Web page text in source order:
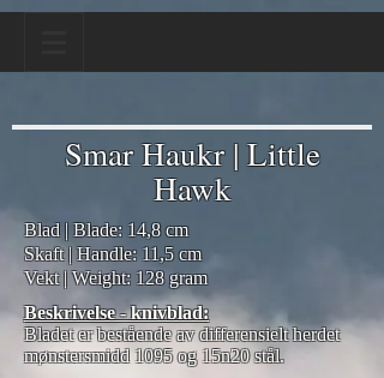
Smar Haukr | Little
Hawk
Blad | Blade: 14,8 cm
Skaft | Handle: 11,5 cm
Vekt | Weight: 128 gram
Beskrivelse - knivblad:
Bladet er bestående av differensielt herdet
mønstersmidd 1095 og 15n20 stål.